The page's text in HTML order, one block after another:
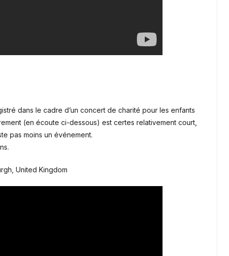
dans le cadre d’un concert de charité pour les enfants
(en écoute ci-dessous) est certes relativement court,
pas moins un événement.
United Kingdom